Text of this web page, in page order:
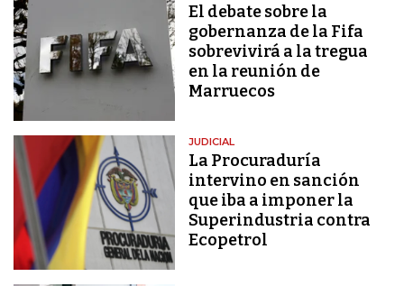
El debate sobre la
gobernanza de la Fifa
sobrevivirá a la tregua
en la reunión de
Marruecos
JUDICIAL
La Procuraduría
intervino en sanción
que iba a imponer la
Superindustria contra
Ecopetrol